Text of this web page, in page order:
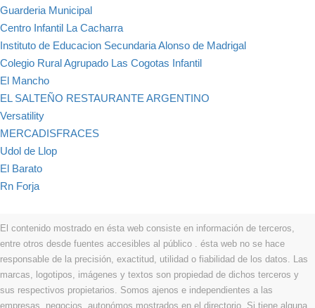
Guarderia Municipal
Centro Infantil La Cacharra
Instituto de Educacion Secundaria Alonso de Madrigal
Colegio Rural Agrupado Las Cogotas Infantil
El Mancho
EL SALTEÑO RESTAURANTE ARGENTINO
Versatility
MERCADISFRACES
Udol de Llop
El Barato
Rn Forja
El contenido mostrado en ésta web consiste en información de terceros,
entre otros desde fuentes accesibles al público . ésta web no se hace
responsable de la precisión, exactitud, utilidad o fiabilidad de los datos. Las
marcas, logotipos, imágenes y textos son propiedad de dichos terceros y
sus respectivos propietarios. Somos ajenos e independientes a las
empresas, negocios, autonómos mostrados en el directorio. Si tiene alguna